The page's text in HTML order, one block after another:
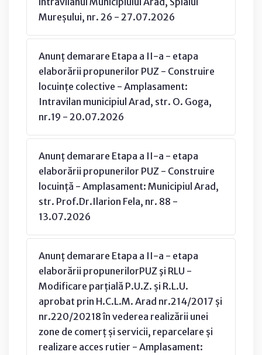
Mureșului, nr. 26 - 27.07.2026
Anunț demarare Etapa a II-a - etapa
elaborării propunerilor PUZ - Construire
locuințe colective - Amplasament:
Intravilan municipiul Arad, str. O. Goga,
nr.19 - 20.07.2026
Anunț demarare Etapa a II-a - etapa
elaborării propunerilor PUZ - Construire
locuință - Amplasament: Municipiul Arad,
str. Prof.Dr.Ilarion Fela, nr. 88 -
13.07.2026
Anunț demarare Etapa a II-a - etapa
elaborării propunerilorPUZ şi RLU -
Modificare parțială P.U.Z. și R.L.U.
aprobat prin H.C.L.M. Arad nr.214/2017 și
nr.220/20218 în vederea realizării unei
zone de comerț și servicii, reparcelare și
realizare acces rutier - Amplasament: